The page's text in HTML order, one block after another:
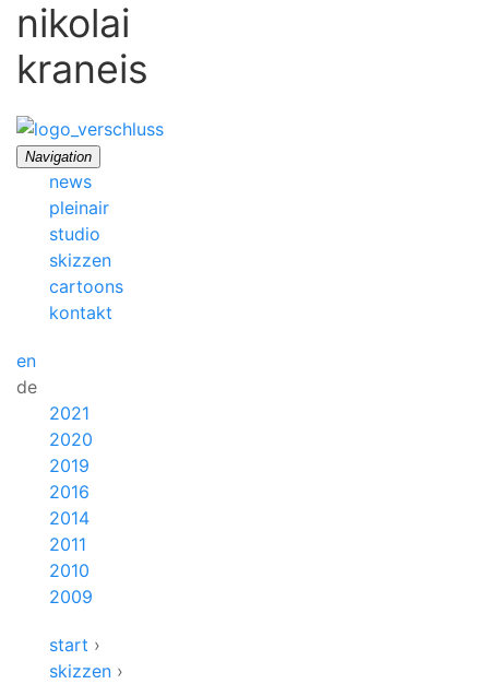
nikolai
kraneis
Navigation
news
pleinair
studio
skizzen
cartoons
kontakt
en
de
2021
2020
2019
2016
2014
2011
2010
2009
start ›
skizzen ›